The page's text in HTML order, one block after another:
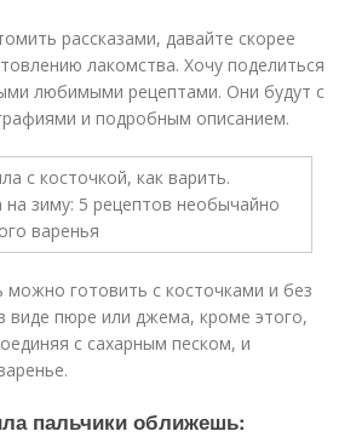
рассказами, давайте скорее
лакомства. Хочу поделиться
любимыми рецептами. Они будут с
и подробным описанием.
готовить с косточками и без
виде пюре или джема, кроме этого,
с сахарным песком, и
пальчики оближешь: